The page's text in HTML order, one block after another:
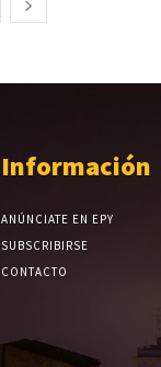
Información
ANÚNCIATE EN EPY
SUBSCRIBIRSE
CONTACTO